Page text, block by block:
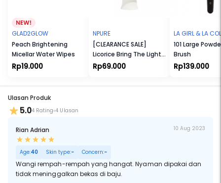
Cocok untuk Ibu Hamil dan Menyusui. Cocok untuk Vegetarian dan
Vegan. Tidak Melalui Uji Coba terhadap Hewan. Tanpa Bahan yang
Membahayakan Eksistensi Terumbu Karang. Tersertifikasi Halal.
GLAD2GLOW
Peach Brightening
Micellar Water Wipes
Rp19.000
NPURE
[CLEARANCE SALE]
Licorice Bring The Light
Cleanser
Rp69.000
LA GIRL & LA
101 Large
Brush
Rp139.000
Ulasan Produk
5.04 Rating 4 Ulasan
Rian Adrian 10 Aug 2023
Age:40 Skin type:- Concern:-
Wangi rempah-rempah yang hangat. Nyaman dipakai dan
tidak meninggalkan bekas di baju.